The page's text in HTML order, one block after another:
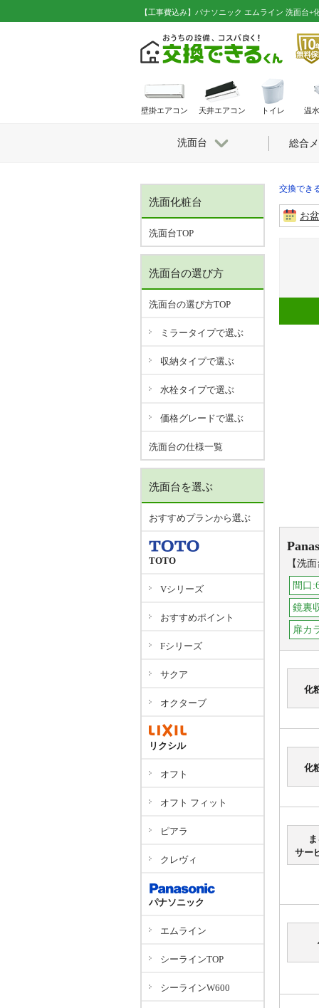
【工事費込み】パナソニック エムライン 洗面台+
交換でき
お
【洗
間口
鏡裏
扉カ
化
化
サー
洗面化粧台
洗面台TOP
洗面台の選び方
洗面台の選び方TOP
ミラータイプで選ぶ
収納タイプで選ぶ
水栓タイプで選ぶ
価格グレードで選ぶ
洗面台の仕様一覧
洗面台を選ぶ
おすすめプランから選ぶ
TOTO
Vシリーズ
おすすめポイント
Fシリーズ
サクア
オクターブ
リクシル
オフト
オフト フィット
ピアラ
クレヴィ
パナソニック
エムライン
シーラインTOP
シーラインW600
壁掛エアコン 天井エアコン トイレ 温
洗面台 総合